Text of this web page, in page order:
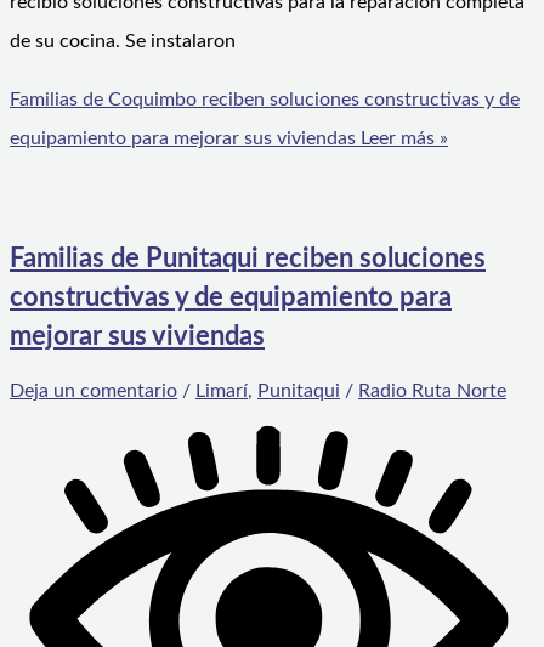
de su cocina. Se instalaron
Familias de Coquimbo reciben soluciones constructivas y de
equipamiento para mejorar sus viviendas Leer más »
Familias de Punitaqui reciben soluciones
constructivas y de equipamiento para
mejorar sus viviendas
Deja un comentario / Limarí, Punitaqui / Radio Ruta Norte